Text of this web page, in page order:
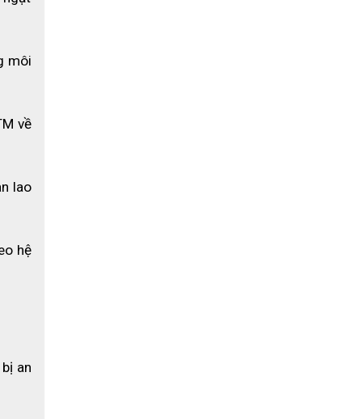
công
cao
môi
về
lao
hệ
an